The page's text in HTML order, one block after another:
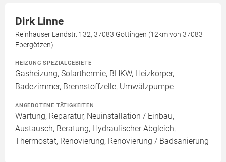
Dirk Linne
Reinhäuser Landstr. 132, 37083 Göttingen (12km von 37083
Ebergötzen)
HEIZUNG SPEZIALGEBIETE
Gasheizung, Solarthermie, BHKW, Heizkörper,
Badezimmer, Brennstoffzelle, Umwälzpumpe
ANGEBOTENE TÄTIGKEITEN
Wartung, Reparatur, Neuinstallation / Einbau,
Austausch, Beratung, Hydraulischer Abgleich,
Thermostat, Renovierung, Renovierung / Badsanierung